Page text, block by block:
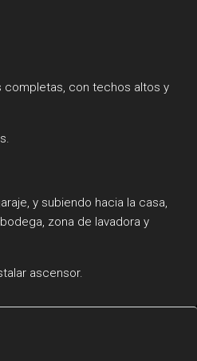
completas, con techos altos y
y subiendo hacia la casa,
zona de lavadora y
ascensor.